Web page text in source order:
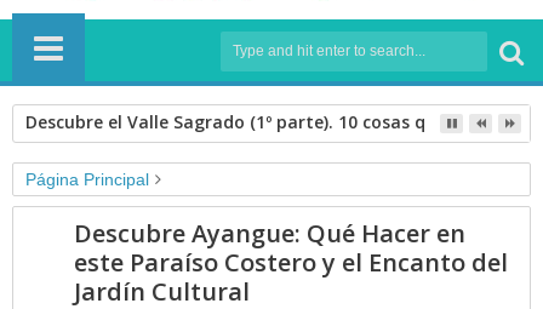
Descubre el Valle Sagrado (1º parte). 10 cosas que hacer en
Página Principal
Unlabelled
Descubre Ayangue: Qué Hacer en este Paraíso Costero y el
Encanto del Jardín Cultural
Descubre Ayangue: Qué Hacer en
este Paraíso Costero y el Encanto del
Jardín Cultural